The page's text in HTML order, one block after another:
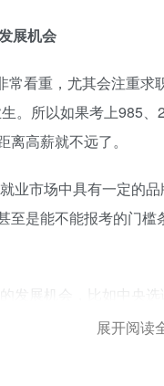
展机会
常看重，尤其会注重
。所以如果考上985
高薪就不远了。
业市场中具有一定的
至是能不能报考的门
发展机会，比如中央
展开阅读